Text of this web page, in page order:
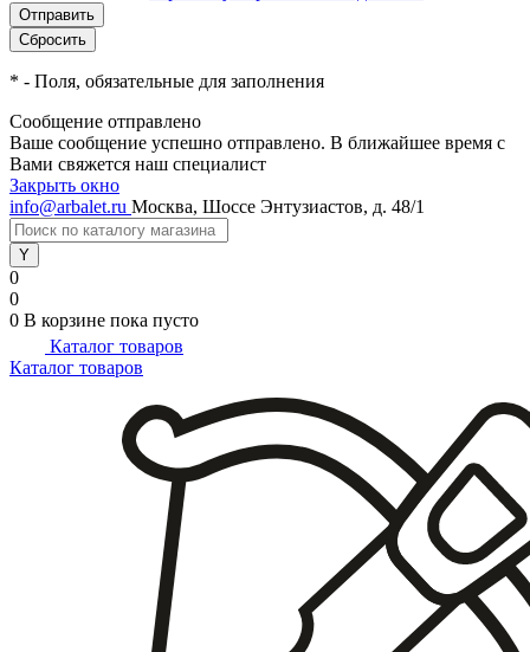
* - Поля, обязательные для заполнения
Сообщение отправлено
Ваше сообщение успешно отправлено. В ближайшее время с
Вами свяжется наш специалист
Закрыть окно
info@arbalet.ru Москва, Шоссе Энтузиастов, д. 48/1
0
0
0 В корзине пока пусто
Каталог товаров
Каталог товаров